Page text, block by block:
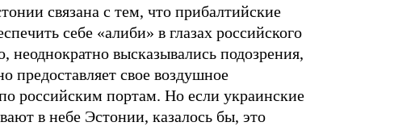
связана с тем, что прибалтийские
себе «алиби» в глазах российского
неоднократно высказывались подозрения,
предоставляет свое воздушное
российским портам. Но если украинские
в небе Эстонии, казалось бы, это